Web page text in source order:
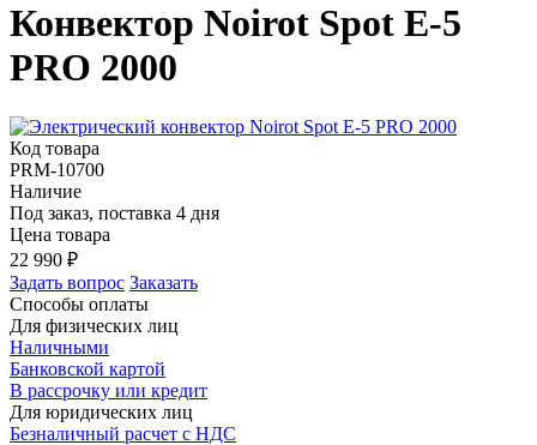
Конвектор Noirot Spot E-5
PRO 2000
Код товара
PRM-10700
Наличие
Под заказ, поставка 4 дня
Цена товара
22 990 ₽
Задать вопрос Заказать
Способы оплаты
Для физических лиц
Наличными
Банковской картой
В рассрочку или кредит
Для юридических лиц
Безналичный расчет с НДС